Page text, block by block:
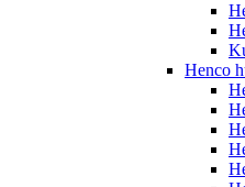
Henco